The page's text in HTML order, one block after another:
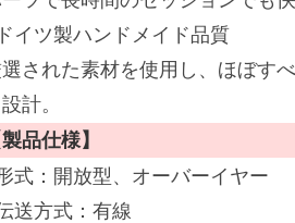
イツ製ハンドメイド品質
された素材を使用し、ほぼす
計。
品仕様】
式：開放型、オーバーイヤー
送方式：有線